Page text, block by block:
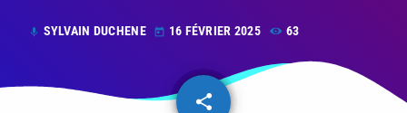
mic SYLVAIN DUCHENE today 16 FÉVRIER 2025 63
share
email